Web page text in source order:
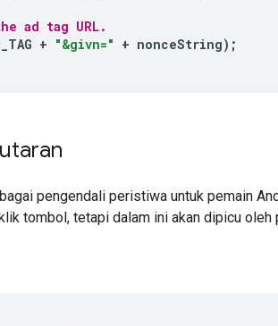
ad tag URL.
+ "&givn=" + nonceString);
pengendali peristiwa untuk pemain
tombol, tetapi dalam ini akan dipicu